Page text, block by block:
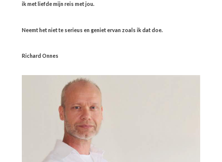
ik met liefde mijn reis met jou.
Neemt het niet te serieus en geniet ervan zoals ik dat doe.
Richard Onnes